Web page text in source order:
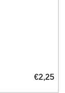
€2,25